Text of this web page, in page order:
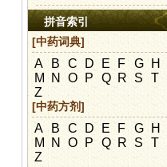
拼音索引
[中药词典]
A B C D E F G H
M N O P Q R S T
Z
[中药方剂]
A B C D E F G H
M N O P Q R S T
Z